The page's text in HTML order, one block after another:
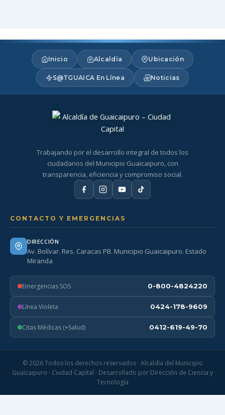
Inicio Alcaldía Ubicación
S@TGUAICA En Línea Noticias
Trabajando por el desarrollo integral de todos los
ciudadanos del Municipio Guaicaipuro, con
transparencia, eficiencia y compromiso social.
CONTACTO Y EMERGENCIAS
DIRECCIÓN
Av. Bolívar. Res. Caracas PB. Municipio Guaicaipuro. Estado
Miranda
Emergencias SOS 0-800-4824220
Línea Violeta 0424-178-9609
Citas Médicas (+Salud) 0412-619-49-70
© 2026 Todos los derechos reservados · Alcaldía del Municipio
Guaicaipuro · Ciudad Capital · Desarrollado por Dirección de Ciencia y
Tecnología